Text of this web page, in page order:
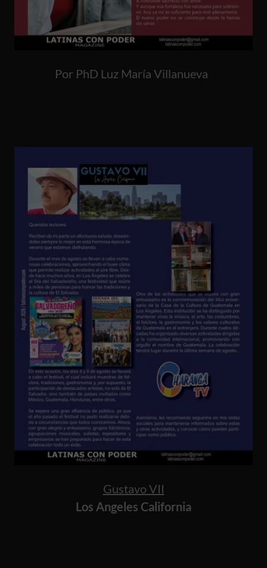
Por PhD Luz María Villanueva
Gustavo VII
Los Angeles California